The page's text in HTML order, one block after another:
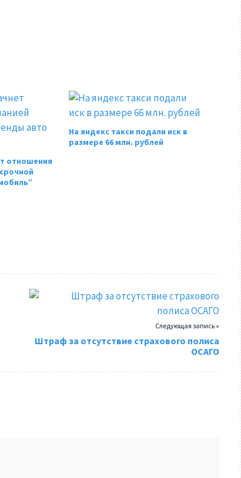
отношения
На яндекс такси подали иск в
размере 66 млн. рублей
Следующая запись »
Штраф за отсутствие страхового полиса
ОСАГО